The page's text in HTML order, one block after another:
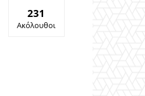
231
Ακόλουθοι